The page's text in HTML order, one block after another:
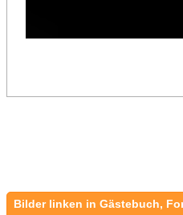
Bilder linken in Gästebuch,